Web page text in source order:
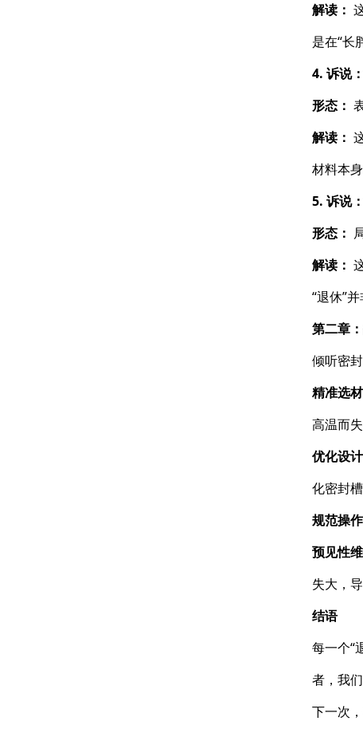
解读：
是在“长
4. 诉说
形态：
解读：
材料本
5. 诉说
形态：
解读：
“退休”
第二章
倾听密
精准选材
高温而
优化设计
化密封
规范操作
预见性
失大，
结语
每一个“
者，我
下一次